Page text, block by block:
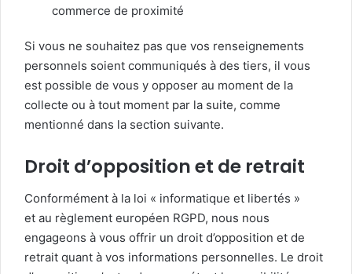
commerce de proximité
Si vous ne souhaitez pas que vos renseignements
personnels soient communiqués à des tiers, il vous
est possible de vous y opposer au moment de la
collecte ou à tout moment par la suite, comme
mentionné dans la section suivante.
Droit d’opposition et de retrait
Conformément à la loi « informatique et libertés »
et au règlement européen RGPD, nous nous
engageons à vous offrir un droit d’opposition et de
retrait quant à vos informations personnelles. Le droit